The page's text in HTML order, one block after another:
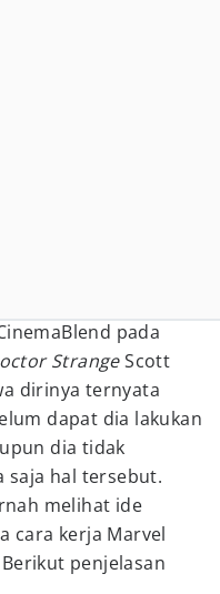
pada
StrangeScott
dirinya ternyata
dapat dia lakukan
dia tidak
saja hal tersebut.
melihat ide
cara kerja Marvel
penjelasan